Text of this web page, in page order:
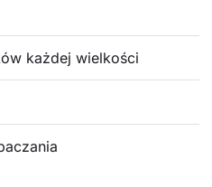
każdej wielkości